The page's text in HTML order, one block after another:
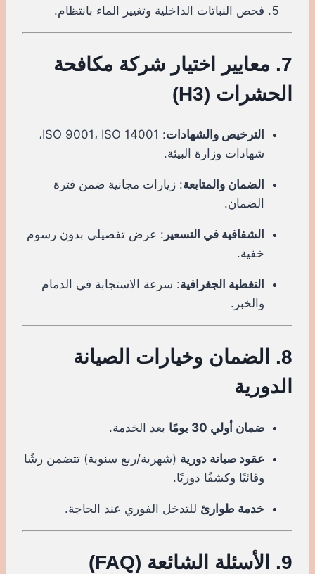
فحص النباتات الداخلية وتغيير الماء بانتظام.
7. معايير اختيار شركة مكافحة
الحشرات (H3)
الترخيص والشهادات
: ISO 9001، ISO 14001،
شهادات وزارة البيئة.
الضمان والمتابعة: زيارات مجانية ضمن فترة
الضمان.
الشفافية في التسعير : عرض تفصيلي بدون رسوم
خفية.
التغطية الجغرافية: سرعة الاستجابة في الدمام
والخبر.
8. الضمان وخيارات الصيانة
الدورية
ضمان أولي 30 يومًا بعد الخدمة.
عقود صيانة دورية (شهرية/ربع سنوية) تتضمن رشًا
وقائيًا وكشفًا دوريًا.
خدمة طوارئ للتدخل الفوري عند الحاجة.
9. الأسئلة الشائعة (FAQ)